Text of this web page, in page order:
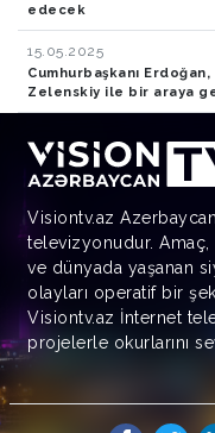
edecek
15.05.2025
Cumhurbaşkanı
Zelenskiy ile bir araya
Visiontv.az
televizyonudur.
ve dünyada yaşanan
olayları operatif bir
Visiontv.az İnternet
projelerle okurlarını